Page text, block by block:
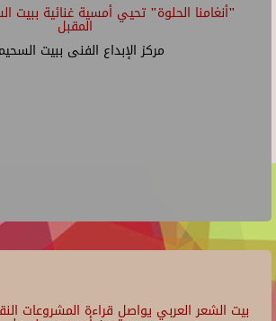
"أنغامنا الحلوة" تحيي أمسية غنائية
المقبل
مركز الإبداع الفنى ببيت
بيت الشعر العربي يواصل قراءة المشروعات